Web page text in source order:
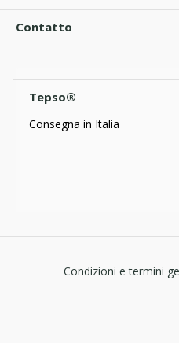
Contatto
Tepso®
Consegna in Italia
Condizioni e termini